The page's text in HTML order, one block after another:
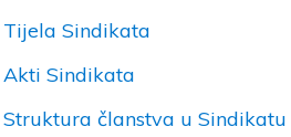
Tijela Sindikata
Akti Sindikata
Struktura članstva u Sindikatu